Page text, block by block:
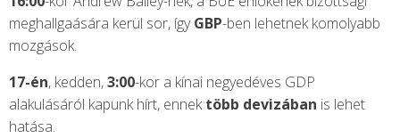
meghallgaására kerül sor, ígyGBP-ben lehetnek komolyabb
mozgások.
17-én, kedden,3:00-kor a kínai negyedéves GDP
alakulásáról kapunk hírt, ennektöbb devizában is lehet
hatása.